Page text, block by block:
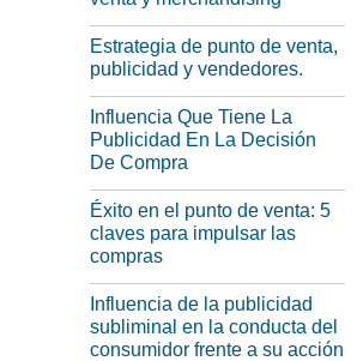
Estrategia de punto de venta,
publicidad y vendedores.
Influencia Que Tiene La
Publicidad En La Decisión
De Compra
Éxito en el punto de venta: 5
claves para impulsar las
compras
Influencia de la publicidad
subliminal en la conducta del
consumidor frente a su acción